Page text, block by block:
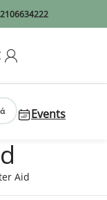
2106634222
Events
Aid